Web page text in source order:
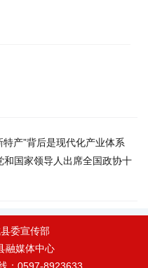
产”背后是现代化产业体系
国家领导人出席全国政协十
委宣传部
融媒体中心